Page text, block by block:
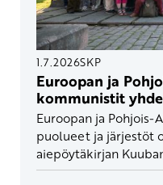
1.7.2026SKP
Euroopan ja
kommunistit
Euroopan ja
puolueet ja järjestöt
aiepöytäkirjan